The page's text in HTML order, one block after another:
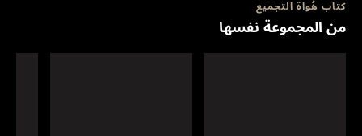
كتاب هُواة التجميع
من المجموعة نفسها